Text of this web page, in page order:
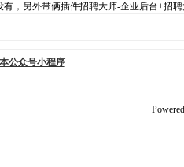
，另外带俩插件招聘大师-企业后台+招
公众号小程序